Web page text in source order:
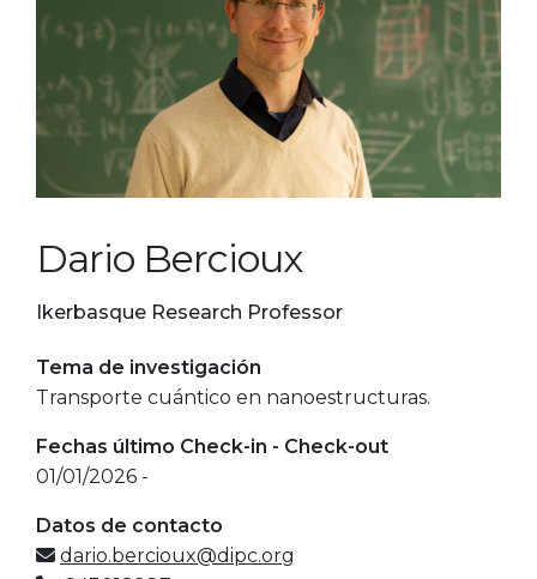
Dario Bercioux
Ikerbasque Research Professor
Tema de investigación
Transporte cuántico en nanoestructuras.
Fechas último Check-in - Check-out
01/01/2026 -
Datos de contacto
dario.bercioux@dipc.org